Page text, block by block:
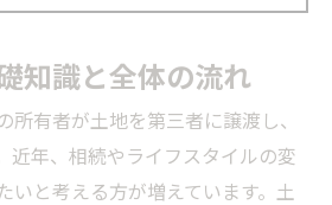
知識と全体の流れ
有者が土地を第三者に譲渡し、
近年、相続やライフスタイルの変
いと考える方が増えています。土